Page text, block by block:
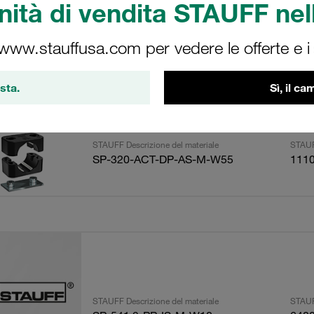
di vendita STAUFF
per vedere le offerte e i
Sì, il
STAUFF Descrizione del materiale
SP-320-ACT-DP-AS-M-W55
STAUFF Descrizione del materiale